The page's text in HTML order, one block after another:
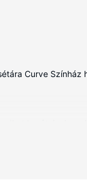
Curve Színház
(kizárólag azok,